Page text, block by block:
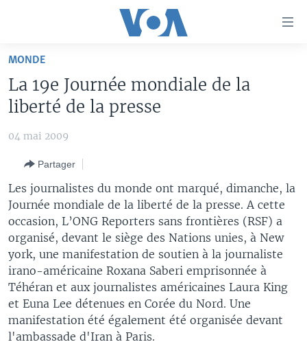
Retour
navigation
Retour
la
recherche
AFRIQUE
SPORT
TV
WASHINGTON FORUM
CORRESPONDANT VOA
FOCUS SAHEL
REPORTAGES
VOUS + NOUS
CARNET DE SANTÉ
À VOTRE AVIS
VOTRE SANTÉ VOTRE AVENIR
LE MONDE AU FÉMININ
L'AMÉRIQUE ET VOUS
DIALOGUE DES RELIGIONS
RM SHOW
BAMBARA
FULFULDE
LINGALA
SANGO
Apprenez L'anglais
SUIVEZ-NOUS
Langues
MONDE
La 19e Journée mondiale de la
liberté de la presse
04 mai 2009
Partager
Les journalistes du monde ont marqué, dimanche, la
Journée mondiale de la liberté de la presse. A cette
occasion, L’ONG Reporters sans frontières (RSF) a
organisé, devant le siège des Nations unies, à New
york, une manifestation de soutien à la journaliste
irano-américaine Roxana Saberi emprisonnée à
Téhéran et aux journalistes américaines Laura King
et Euna Lee détenues en Corée du Nord. Une
manifestation été également été organisée devant
l'ambassade d'Iran à Paris.